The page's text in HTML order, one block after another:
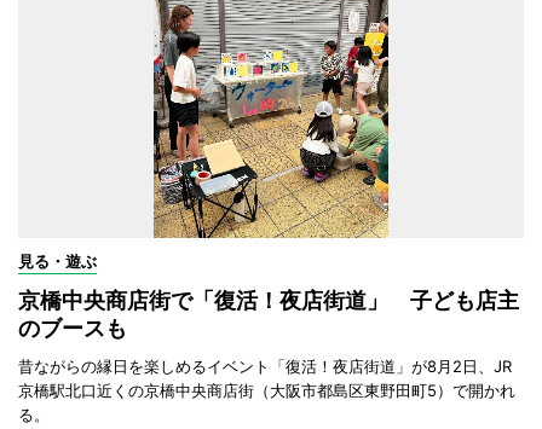
見る・遊ぶ
京橋中央商店街で「復活！夜店街道」 子ども店主
のブースも
昔ながらの縁日を楽しめるイベント「復活！夜店街道」が8月2日、JR
京橋駅北口近くの京橋中央商店街（大阪市都島区東野田町5）で開かれ
る。